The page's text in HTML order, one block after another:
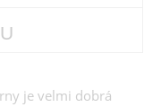
je velmi dobrá